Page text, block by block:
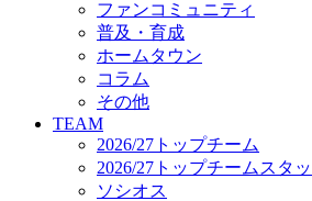
ホームゲーム運営管理規定
Jリーグ運営管理規定
写真・動画使用ガイドライ
ロートフィールド奈良
SCHEDULE
2026/27
練習見学時のファンサービ
TICKET
奈良クラブ明治安田J3リー
ファンコミュニティ
普及・育成
ホームタウン
コラム
その他
TEAM
2026/27トップチーム
2026/27トップチームスタ
ソシオス